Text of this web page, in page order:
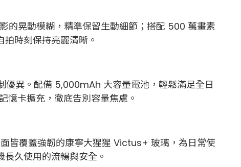
的晃動模糊，精準保留生動細節；搭配 500 萬畫素
時刻保持亮麗清晰。
異。配備 5,000mAh 大容量電池，輕鬆滿足全日
卡擴充，徹底告別容量焦慮。
皆覆蓋強韌的康寧大猩猩 Victus+ 玻璃，為日常使
久使用的流暢與安全。